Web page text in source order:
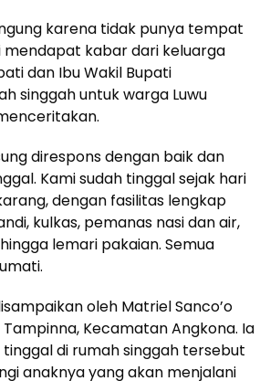
karena tidak punya tempat
mendapat kabar dari keluarga
dan Ibu Wakil Bupati
singgah untuk warga Luwu
direspons dengan baik dan
Kami sudah tinggal sejak hari
dengan fasilitas lengkap
kulkas, pemanas nasi dan air,
lemari pakaian. Semua
oleh Matriel Sanco’o
Kecamatan Angkona. Ia
di rumah singgah tersebut
anaknya yang akan menjalani